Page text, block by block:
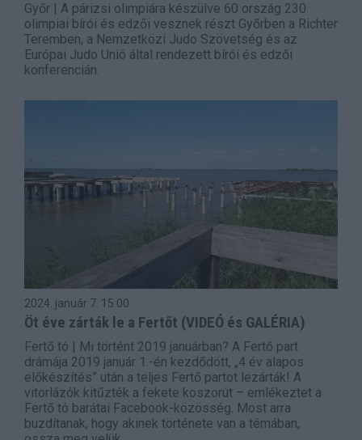
Győr | A párizsi olimpiára készülve 60 ország 230
olimpiai bírói és edzői vesznek részt Győrben a Richter
Teremben, a Nemzetközi Judo Szövetség és az
Európai Judo Unió által rendezett bírói és edzői
konferencián.
2024. január 7. 15:00
Öt éve zárták le a Fertőt (VIDEÓ és GALÉRIA)
Fertő tó | Mi történt 2019 januárban? A Fertő part
drámája 2019 január 1.-én kezdődött, „4 év alapos
előkészítés” után a teljes Fertő partot lezárták! A
vitorlázók kitűzték a fekete koszorút – emlékeztet a
Fertő tó barátai Facebook-közösség. Most arra
buzdítanak, hogy akinek története van a témában,